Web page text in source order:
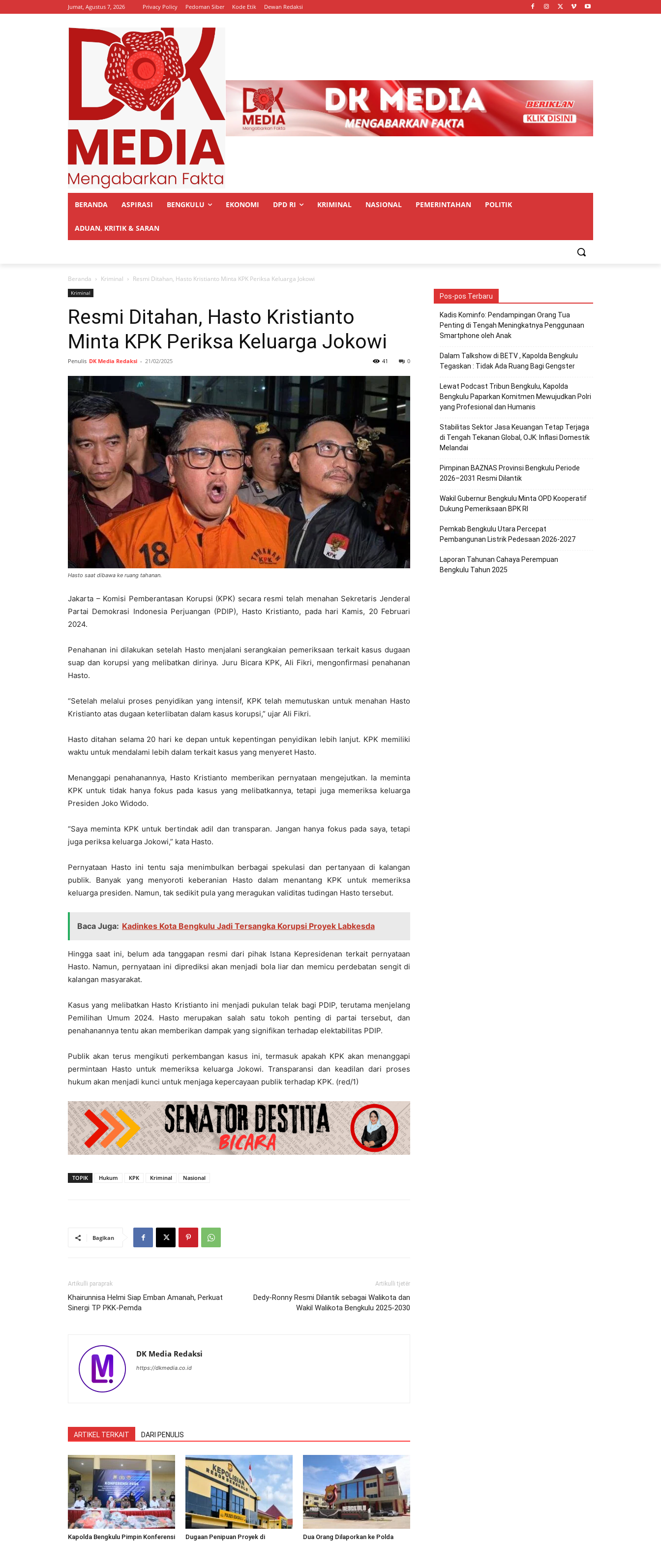
Jumat, Agustus 7, 2026 Privacy Policy Pedoman Siber Kode Etik Dewan Redaksi
BERANDA ASPIRASI BENGKULU EKONOMI DPD RI KRIMINAL NASIONAL PEMERINTAHAN POLITIK
ADUAN, KRITIK & SARAN
Beranda Kriminal Resmi Ditahan, Hasto Kristianto Minta KPK Periksa Keluarga Jokowi
Kriminal
Resmi Ditahan, Hasto Kristianto
Minta KPK Periksa Keluarga Jokowi
Penulis DK Media Redaksi - 21/02/2025 0
41
Hasto saat dibawa ke ruang tahanan.
Jakarta – Komisi Pemberantasan Korupsi (KPK) secara resmi telah menahan Sekretaris Jenderal
Partai Demokrasi Indonesia Perjuangan (PDIP), Hasto Kristianto, pada hari Kamis, 20 Februari
2024.
Penahanan ini dilakukan setelah Hasto menjalani serangkaian pemeriksaan terkait kasus dugaan
suap dan korupsi yang melibatkan dirinya. Juru Bicara KPK, Ali Fikri, mengonfirmasi penahanan
Hasto.
“Setelah melalui proses penyidikan yang intensif, KPK telah memutuskan untuk menahan Hasto
Kristianto atas dugaan keterlibatan dalam kasus korupsi,” ujar Ali Fikri.
Hasto ditahan selama 20 hari ke depan untuk kepentingan penyidikan lebih lanjut. KPK memiliki
waktu untuk mendalami lebih dalam terkait kasus yang menyeret Hasto.
Menanggapi penahanannya, Hasto Kristianto memberikan pernyataan mengejutkan. Ia meminta
KPK untuk tidak hanya fokus pada kasus yang melibatkannya, tetapi juga memeriksa keluarga
Presiden Joko Widodo.
“Saya meminta KPK untuk bertindak adil dan transparan. Jangan hanya fokus pada saya, tetapi
juga periksa keluarga Jokowi,” kata Hasto.
Pernyataan Hasto ini tentu saja menimbulkan berbagai spekulasi dan pertanyaan di kalangan
publik. Banyak yang menyoroti keberanian Hasto dalam menantang KPK untuk memeriksa
keluarga presiden. Namun, tak sedikit pula yang meragukan validitas tudingan Hasto tersebut.
Baca Juga: Kadinkes Kota Bengkulu Jadi Tersangka Korupsi Proyek Labkesda
Hingga saat ini, belum ada tanggapan resmi dari pihak Istana Kepresidenan terkait pernyataan
Hasto. Namun, pernyataan ini diprediksi akan menjadi bola liar dan memicu perdebatan sengit di
kalangan masyarakat.
Kasus yang melibatkan Hasto Kristianto ini menjadi pukulan telak bagi PDIP, terutama menjelang
Pemilihan Umum 2024. Hasto merupakan salah satu tokoh penting di partai tersebut, dan
penahanannya tentu akan memberikan dampak yang signifikan terhadap elektabilitas PDIP.
Publik akan terus mengikuti perkembangan kasus ini, termasuk apakah KPK akan menanggapi
permintaan Hasto untuk memeriksa keluarga Jokowi. Transparansi dan keadilan dari proses
hukum akan menjadi kunci untuk menjaga kepercayaan publik terhadap KPK. (red/1)
TOPIK Hukum KPK Kriminal Nasional
Bagikan
Artikulli paraprak
Khairunnisa Helmi Siap Emban Amanah, Perkuat
Sinergi TP PKK-Pemda
Artikulli tjetër
Dedy-Ronny Resmi Dilantik sebagai Walikota dan
Wakil Walikota Bengkulu 2025-2030
DK Media Redaksi
https://dkmedia.co.id
ARTIKEL TERKAIT DARI PENULIS
Kapolda Bengkulu Pimpin Konferensi Dugaan Penipuan Proyek di Dua Orang Dilaporkan ke Polda
Pos-pos Terbaru
Kadis Kominfo: Pendampingan Orang Tua
Penting di Tengah Meningkatnya Penggunaan
Smartphone oleh Anak
Dalam Talkshow di BETV , Kapolda Bengkulu
Tegaskan : Tidak Ada Ruang Bagi Gengster
Lewat Podcast Tribun Bengkulu, Kapolda
Bengkulu Paparkan Komitmen Mewujudkan Polri
yang Profesional dan Humanis
Stabilitas Sektor Jasa Keuangan Tetap Terjaga
di Tengah Tekanan Global, OJK: Inflasi Domestik
Melandai
Pimpinan BAZNAS Provinsi Bengkulu Periode
2026–2031 Resmi Dilantik
Wakil Gubernur Bengkulu Minta OPD Kooperatif
Dukung Pemeriksaan BPK RI
Pemkab Bengkulu Utara Percepat
Pembangunan Listrik Pedesaan 2026-2027
Laporan Tahunan Cahaya Perempuan
Bengkulu Tahun 2025